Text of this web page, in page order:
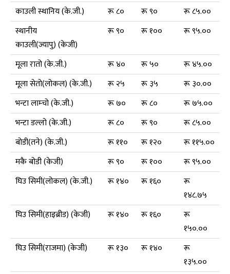
काउली स्थानिय (के.जी.)
रू ८० रू ९०
रू ८५.००
स्थानीय
काउली(ज्यापु) (केजी)
रू ९० रू १०० रू ९५.००
मूला रातो (के.जी.) रू ४० रू ५०
रू ४५.००
मूला सेतो(लोकल) (के.जी.)
रू २५ रू ३५
रू ३०.००
भन्टा लाम्चो (के.जी.)
रू ७० रू ८०
रू ७५.००
भन्टा डल्लो (के.जी.)
रू ८० रू ९०
रू ८५.००
बोडी(तने) (के.जी.)
रू ११० रू १२०
रू ११५.००
मकै बोडी (केजी)
रू ९० रू १००
रू ९५.००
घिउ सिमी(लोकल) (के.जी.)
रू १४० रू १६०
रू
१४८.७५
घिउ सिमी(हाइब्रीड) (केजी)
रू १४० रू १६०
रू
१५०.००
घिउ सिमी(राजमा) (केजी)
रू १३० रू १४०
रू
१३५.००